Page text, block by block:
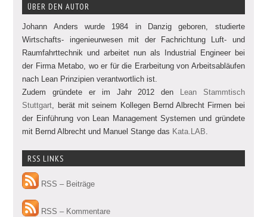
ÜBER DEN AUTOR
Johann Anders wurde 1984 in Danzig geboren, studierte
Wirtschafts- ingenieurwesen mit der Fachrichtung Luft- und
Raumfahrttechnik und arbeitet nun als Industrial Engineer bei
der Firma Metabo, wo er für die Erarbeitung von Arbeitsabläufen
nach Lean Prinzipien verantwortlich ist.
Zudem gründete er im Jahr 2012 den Lean Stammtisch
Stuttgart , berät mit seinem Kollegen Bernd Albrecht Firmen bei
der Einführung von Lean Management Systemen und gründete
mit Bernd Albrecht und Manuel Stange das Kata.LAB
RSS LINKS
RSS – Beiträge
RSS – Kommentare